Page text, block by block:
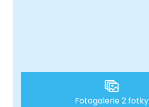
Fotogalerie 2 fotky